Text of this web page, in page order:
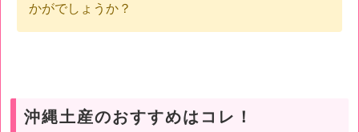
かがでしょうか？
沖縄土産のおすすめはコレ！